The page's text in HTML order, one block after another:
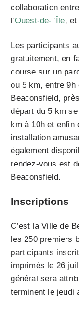
collaboration
l’Ouest-de-l’Île, et
Les participants
gratuitement, en
course sur un
ou 5 km, entre 9h
Beaconsfield,
départ du 5 km
km à 10h et enfin
installation
également
rendez-vous est
Beaconsfield.
Inscriptions
C’est la Ville de
les 250 premiers
participants
imprimés le 26
général sera
terminent le jeudi